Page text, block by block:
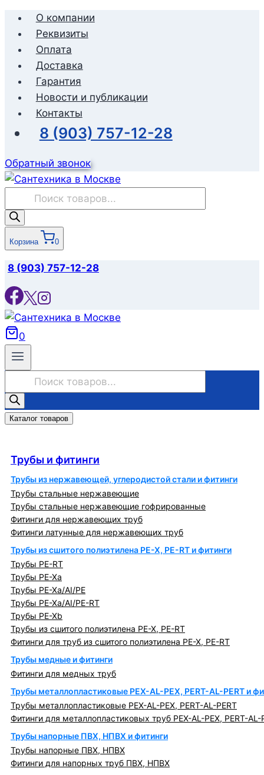
Перейти
содержимому
О компании
Реквизиты
Оплата
Доставка
Гарантия
Новости и публикации
Контакты
8 (903) 757-12-28
Обратный звонок
товаров
Корзина 0
8 (903) 757-12-28
0
товаров
Каталог товаров
Трубы и фитинги
Трубы из нержавеющей, углеродистой стали и фитинги
Трубы стальные нержавеющие
Трубы стальные нержавеющие гофрированные
Фитинги для нержавеющих труб
Фитинги латунные для нержавеющих труб
Трубы из сшитого полиэтилена PE-X, PE-RT и фитинги
Трубы PE-RT
Трубы PE-Xa
Трубы PE-Xa/AI/PE
Трубы PE-Xa/AI/PE-RT
Трубы PE-Xb
Трубы из сшитого полиэтилена PE-X, PE-RT
Фитинги для труб из сшитого полиэтилена PE-X, PE-RT
Трубы медные и фитинги
Фитинги для медных труб
Трубы металлопластиковые PEX-AL-PEX, PERT-AL-PERT и
Трубы металлопластиковые PEX-AL-PEX, PERT-AL-PERT
Фитинги для металлопластиковых труб PEX-AL-PEX, PERT-AL-
Трубы напорные ПВХ, НПВХ и фитинги
Трубы напорные ПВХ, НПВХ
Фитинги для напорных труб ПВХ, НПВХ